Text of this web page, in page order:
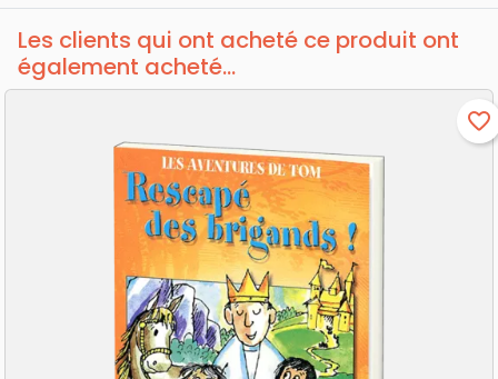
Les clients qui ont acheté ce produit ont
également acheté...
favorite_border